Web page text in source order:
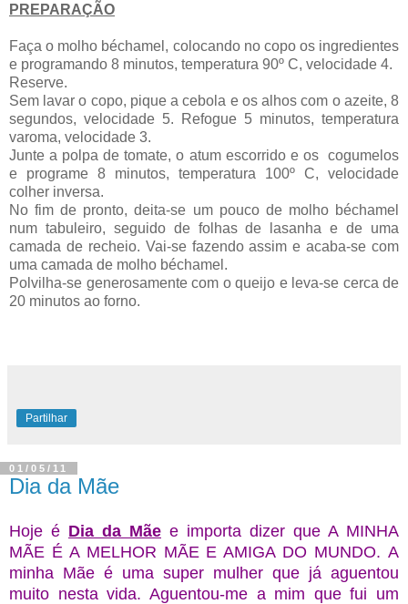
PREPARAÇÃO
Faça o molho béchamel, colocando no copo os ingredientes
e programando 8 minutos, temperatura 90º C, velocidade 4.
Reserve.
Sem lavar o copo, pique a cebola e os alhos com o azeite, 8
segundos, velocidade 5. Refogue 5 minutos, temperatura
varoma, velocidade 3.
Junte a polpa de tomate, o atum escorrido e os cogumelos
e programe 8 minutos, temperatura 100º C, velocidade
colher inversa.
No fim de pronto, deita-se um pouco de molho béchamel
num tabuleiro, seguido de folhas de lasanha e de uma
camada de recheio. Vai-se fazendo assim e acaba-se com
uma camada de molho béchamel.
Polvilha-se generosamente com o queijo e leva-se cerca de
20 minutos ao forno.
Partilhar
01/05/11
Dia da Mãe
Hoje é Dia da Mãe e importa dizer que A MINHA
MÃE É A MELHOR MÃE E AMIGA DO MUNDO. A
minha Mãe é uma super mulher que já aguentou
muito nesta vida. Aguentou-me a mim que fui um